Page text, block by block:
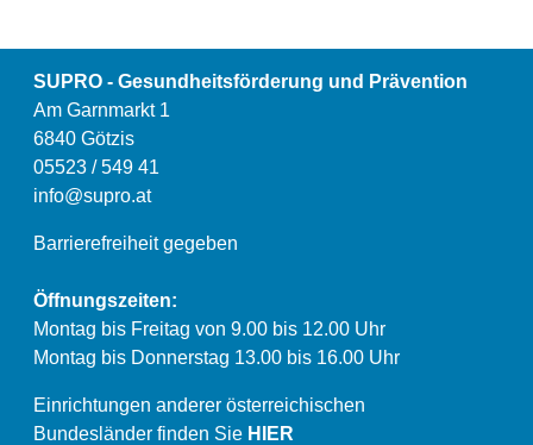
SUPRO - Gesundheitsförderung und Prävention
Am Garnmarkt 1
6840 Götzis
05523 / 549 41
info@supro.at
Barrierefreiheit gegeben
Öffnungszeiten:
Montag bis Freitag von 9.00 bis 12.00 Uhr
Montag bis Donnerstag 13.00 bis 16.00 Uhr
Einrichtungen anderer österreichischen
Bundesländer finden Sie HIER